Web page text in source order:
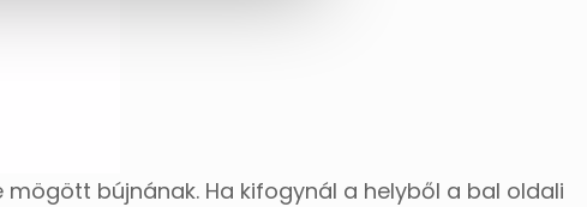
mögött bújnának. Ha kifogynál a helyből a bal oldali